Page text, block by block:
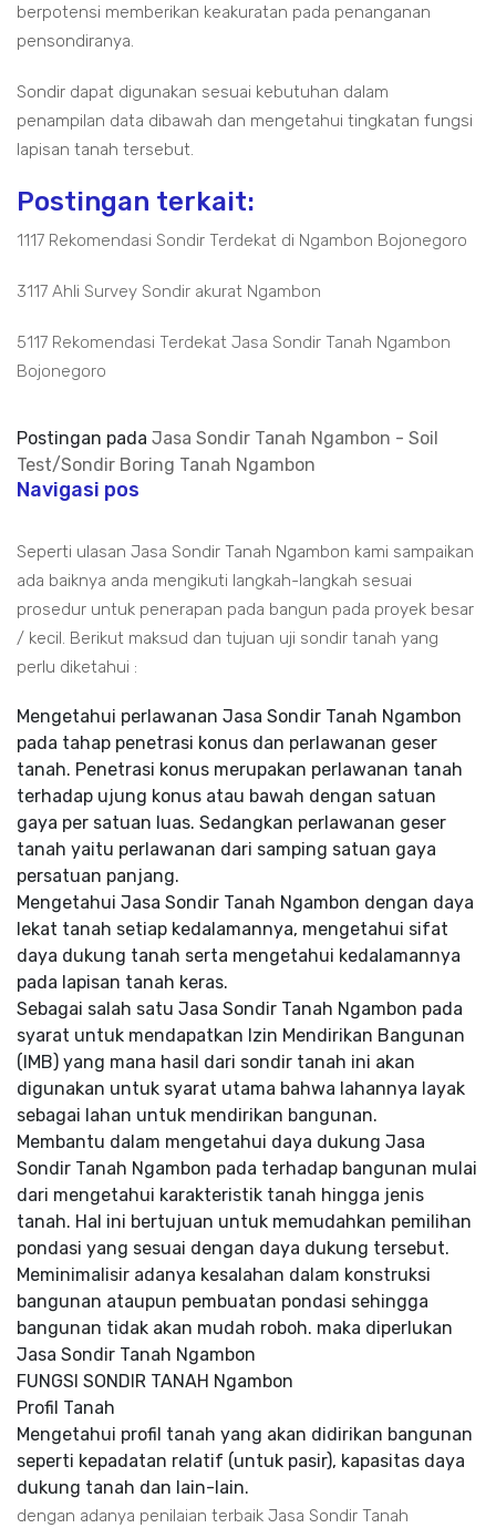
berpotensi memberikan keakuratan pada penanganan
pensondiranya.
Sondir dapat digunakan sesuai kebutuhan dalam
penampilan data dibawah dan mengetahui tingkatan fungsi
lapisan tanah tersebut.
Postingan terkait:
1117 Rekomendasi Sondir Terdekat di Ngambon Bojonegoro
3117 Ahli Survey Sondir akurat Ngambon
5117 Rekomendasi Terdekat Jasa Sondir Tanah Ngambon
Bojonegoro
Postingan pada Jasa Sondir Tanah Ngambon - Soil
Test/Sondir Boring Tanah Ngambon
Navigasi pos
Seperti ulasan Jasa Sondir Tanah Ngambon kami sampaikan
ada baiknya anda mengikuti langkah-langkah sesuai
prosedur untuk penerapan pada bangun pada proyek besar
/ kecil. Berikut maksud dan tujuan uji sondir tanah yang
perlu diketahui :
Mengetahui perlawanan Jasa Sondir Tanah Ngambon
pada tahap penetrasi konus dan perlawanan geser
tanah. Penetrasi konus merupakan perlawanan tanah
terhadap ujung konus atau bawah dengan satuan
gaya per satuan luas. Sedangkan perlawanan geser
tanah yaitu perlawanan dari samping satuan gaya
persatuan panjang.
Mengetahui Jasa Sondir Tanah Ngambon dengan daya
lekat tanah setiap kedalamannya, mengetahui sifat
daya dukung tanah serta mengetahui kedalamannya
pada lapisan tanah keras.
Sebagai salah satu Jasa Sondir Tanah Ngambon pada
syarat untuk mendapatkan Izin Mendirikan Bangunan
(IMB) yang mana hasil dari sondir tanah ini akan
digunakan untuk syarat utama bahwa lahannya layak
sebagai lahan untuk mendirikan bangunan.
Membantu dalam mengetahui daya dukung Jasa
Sondir Tanah Ngambon pada terhadap bangunan mulai
dari mengetahui karakteristik tanah hingga jenis
tanah. Hal ini bertujuan untuk memudahkan pemilihan
pondasi yang sesuai dengan daya dukung tersebut.
Meminimalisir adanya kesalahan dalam konstruksi
bangunan ataupun pembuatan pondasi sehingga
bangunan tidak akan mudah roboh. maka diperlukan
Jasa Sondir Tanah Ngambon
FUNGSI SONDIR TANAH Ngambon
Profil Tanah
Mengetahui profil tanah yang akan didirikan bangunan
seperti kepadatan relatif (untuk pasir), kapasitas daya
dukung tanah dan lain-lain.
dengan adanya penilaian terbaik Jasa Sondir Tanah